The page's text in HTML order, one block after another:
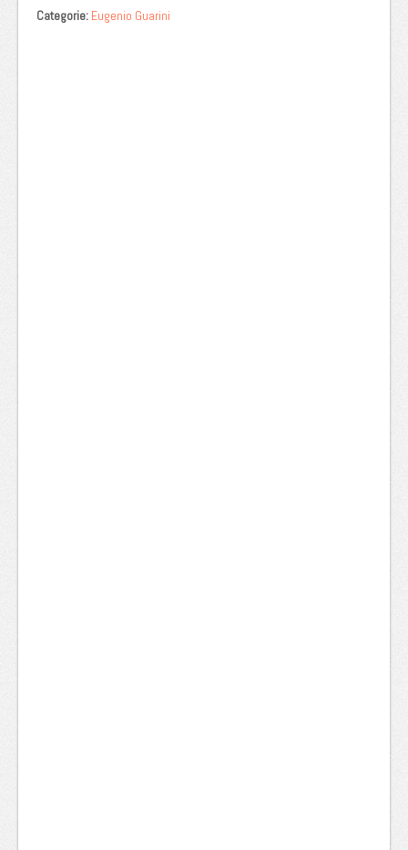
Categorie: Eugenio Guarini